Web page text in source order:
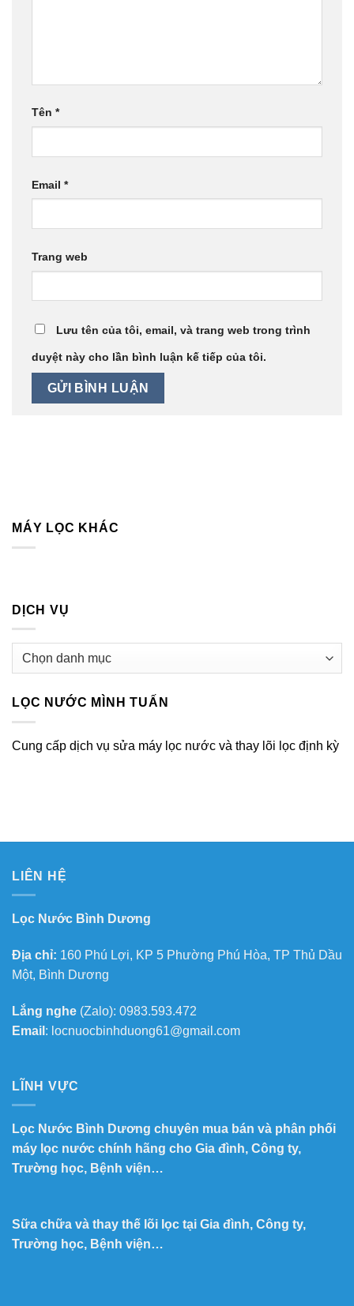
Tên *
Email *
Trang web
Lưu tên của tôi, email, và trang web trong trình
duyệt này cho lần bình luận kế tiếp của tôi.
MÁY LỌC KHÁC
DỊCH VỤ
Dịch
LỌC NƯỚC MÌNH TUẤN
Cung cấp dịch vụ sửa máy lọc nước và thay lõi lọc định kỳ
LIÊN HỆ
Lọc Nước Bình Dương
Địa chỉ: 160 Phú Lợi, KP 5 Phường Phú Hòa, TP Thủ Dầu
Một, Bình Dương
Lắng nghe (Zalo): 0983.593.472
Email : locnuocbinhduong61@gmail.com
LĨNH VỰC
Lọc Nước Bình Dương chuyên mua bán và phân phối
máy lọc nước chính hãng cho Gia đình, Công ty,
Trường học, Bệnh viện…
Sữa chữa và thay thế lõi lọc tại Gia đình, Công ty,
Trường học, Bệnh viện…